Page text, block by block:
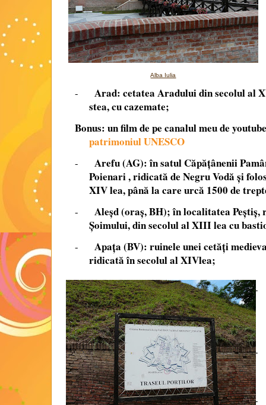
Alba Iulia
- Arad: cetatea Aradului din secolul al
stea, cu cazemate;
Bonus: un film de pe canalul meu de
patrimoniul UNESCO
-
Arefu (AG): în satul Căpăţânenii
Poienari , ridicată de Negru Vodă şi
XIV lea, până la care urcă 1500 de
-
Aleşd (oraș, BH); în localitatea
Şoimului, din secolul al XIII lea cu
-
Apaţa (BV): ruinele unei cetăţi
ridicată în secolul al XIVlea;
-
-
-